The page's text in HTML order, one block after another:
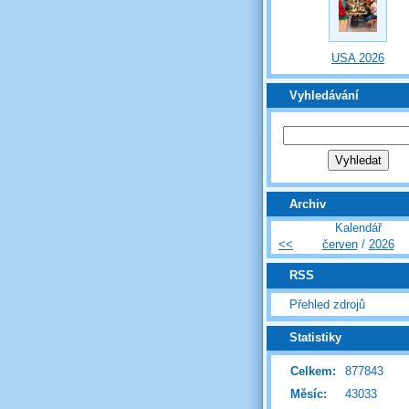
USA 2026
Vyhledávání
Archiv
Kalendář
<<
červen/ 2026
RSS
Přehled zdrojů
Statistiky
Celkem:
877843
Měsíc:
43033